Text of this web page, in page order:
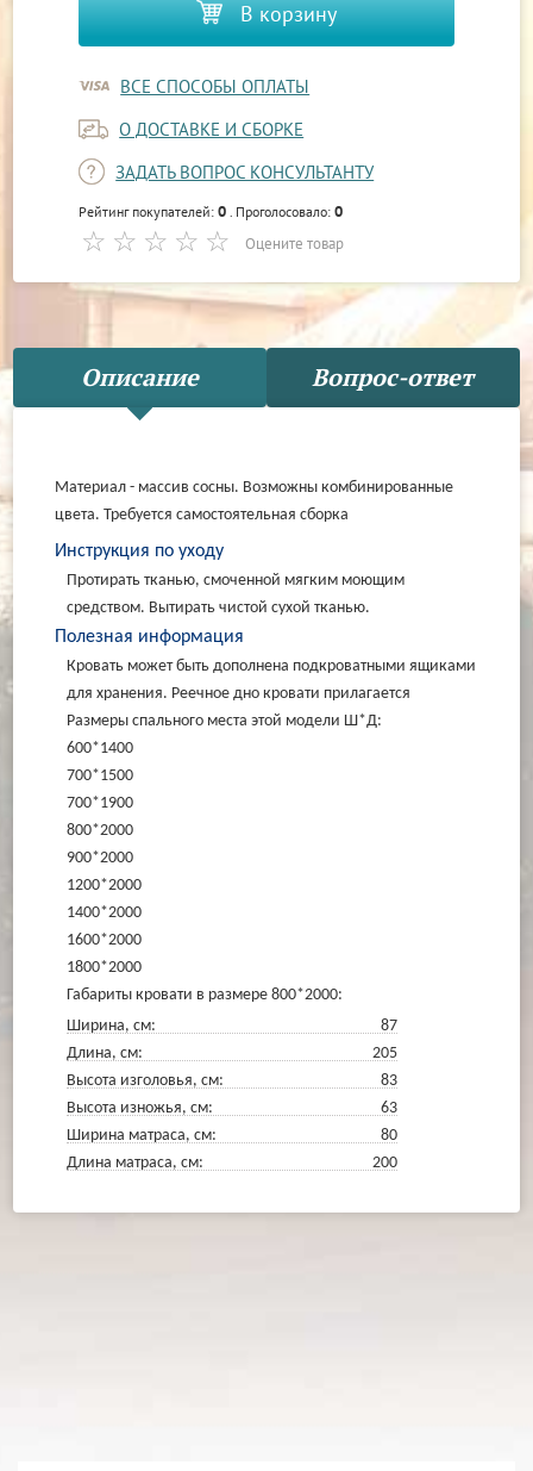
В корзину
ВСЕ СПОСОБЫ ОПЛАТЫ
О ДОСТАВКЕ И СБОРКЕ
ЗАДАТЬ ВОПРОС КОНСУЛЬТАНТУ
Рейтинг покупателей:0 . Проголосовало:0
Оцените товар
Описание Вопрос-ответ
Материал - массив сосны. Возможны комбинированные
цвета. Требуется самостоятельная сборка
Инструкция по уходу
Протирать тканью, смоченной мягким моющим
средством. Вытирать чистой сухой тканью.
Полезная информация
Кровать может быть дополнена подкроватными ящиками
для хранения. Реечное дно кровати прилагается
Размеры спального места этой модели Ш*Д:
600*1400
700*1500
700*1900
800*2000
900*2000
1200*2000
1400*2000
1600*2000
1800*2000
Габариты кровати в размере 800*2000:
Ширина, см:
87
Длина, см:
205
Высота изголовья, см:
83
Высота изножья, см:
63
Ширина матраса, см:
80
Длина матраса, см:
200